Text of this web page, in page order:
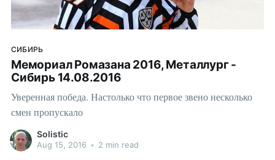
СИБИРЬ
Мемориал Ромазана 2016, Металлург -
Сибирь 14.08.2016
Уверенная победа. Настолько что первое звено несколько
смен пропускало
Solistic
Aug 15, 2016 • 2 min read